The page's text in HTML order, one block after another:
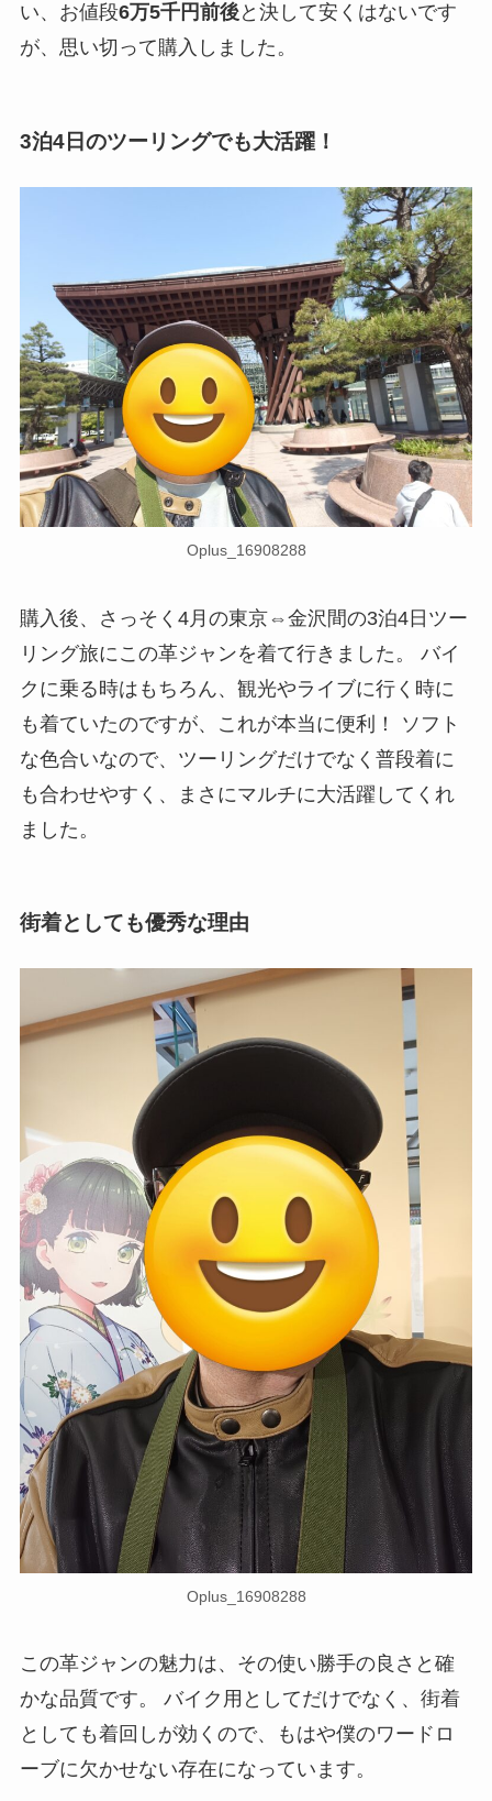
い、お値段6万5千円前後と決して安くはないです
が、思い切って購入しました。
3泊4日のツーリングでも大活躍！
Oplus_16908288
購入後、さっそく4月の東京⇔金沢間の3泊4日ツー
リング旅にこの革ジャンを着て行きました。 バイ
クに乗る時はもちろん、観光やライブに行く時に
も着ていたのですが、これが本当に便利！ ソフト
な色合いなので、ツーリングだけでなく普段着に
も合わせやすく、まさにマルチに大活躍してくれ
ました。
街着としても優秀な理由
Oplus_16908288
この革ジャンの魅力は、その使い勝手の良さと確
かな品質です。 バイク用としてだけでなく、街着
としても着回しが効くので、もはや僕のワードロ
ーブに欠かせない存在になっています。